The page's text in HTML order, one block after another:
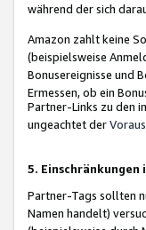
während der sich
Amazon zahlt keine
(beispielsweise
Bonusereignisse und
Ermessen, ob ein
Partner-Links zu den
ungeachtet der
5. Einschränkungen
Partner-Tags sollten
Namen handelt)